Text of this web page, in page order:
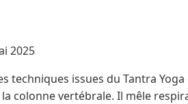
2025
techniques issues du Tantra
colonne vertébrale. Il mêle